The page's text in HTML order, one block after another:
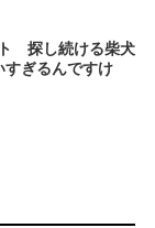
探し続ける柴犬
ぎるんですけ